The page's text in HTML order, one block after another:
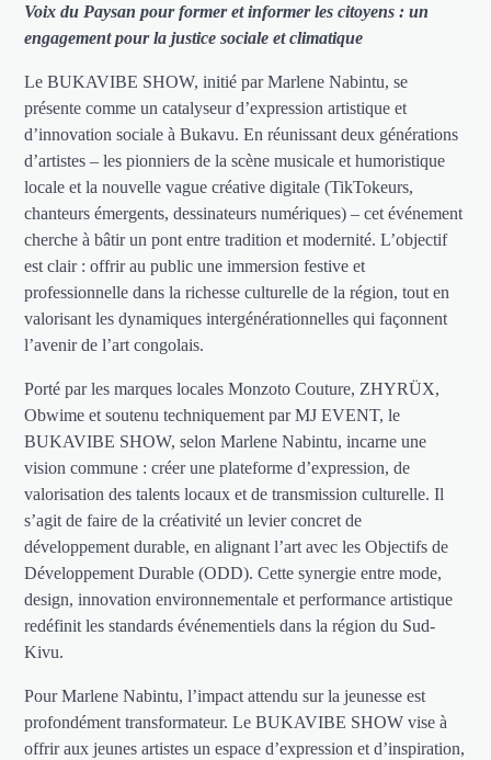
Voix du Paysan pour former et informer les citoyens : un
engagement pour la justice sociale et climatique
Le BUKAVIBE SHOW, initié par Marlene Nabintu, se
présente comme un catalyseur d’expression artistique et
d’innovation sociale à Bukavu. En réunissant deux générations
d’artistes – les pionniers de la scène musicale et humoristique
locale et la nouvelle vague créative digitale (TikTokeurs,
chanteurs émergents, dessinateurs numériques) – cet événement
cherche à bâtir un pont entre tradition et modernité. L’objectif
est clair : offrir au public une immersion festive et
professionnelle dans la richesse culturelle de la région, tout en
valorisant les dynamiques intergénérationnelles qui façonnent
l’avenir de l’art congolais.
Porté par les marques locales Monzoto Couture, ZHYRÜX,
Obwime et soutenu techniquement par MJ EVENT, le
BUKAVIBE SHOW, selon Marlene Nabintu, incarne une
vision commune : créer une plateforme d’expression, de
valorisation des talents locaux et de transmission culturelle. Il
s’agit de faire de la créativité un levier concret de
développement durable, en alignant l’art avec les Objectifs de
Développement Durable (ODD). Cette synergie entre mode,
design, innovation environnementale et performance artistique
redéfinit les standards événementiels dans la région du Sud-
Kivu.
Pour Marlene Nabintu, l’impact attendu sur la jeunesse est
profondément transformateur. Le BUKAVIBE SHOW vise à
offrir aux jeunes artistes un espace d’expression et d’inspiration,